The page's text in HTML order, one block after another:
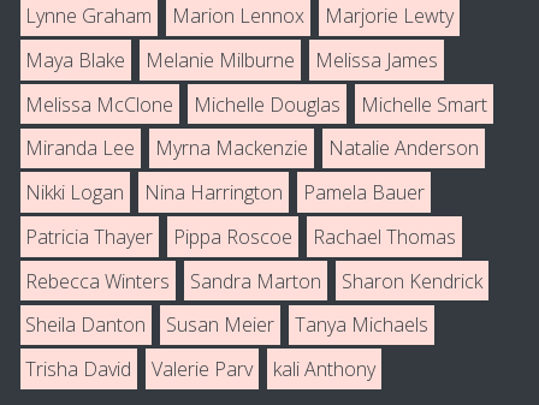
Lynne Graham
Marion Lennox
Marjorie Lewty
Maya Blake
Melanie Milburne
Melissa James
Melissa McClone
Michelle Douglas
Michelle Smart
Miranda Lee
Myrna Mackenzie
Natalie Anderson
Nikki Logan
Nina Harrington
Pamela Bauer
Patricia Thayer
Pippa Roscoe
Rachael Thomas
Rebecca Winters
Sandra Marton
Sharon Kendrick
Sheila Danton
Susan Meier
Tanya Michaels
Trisha David
Valerie Parv kali Anthony